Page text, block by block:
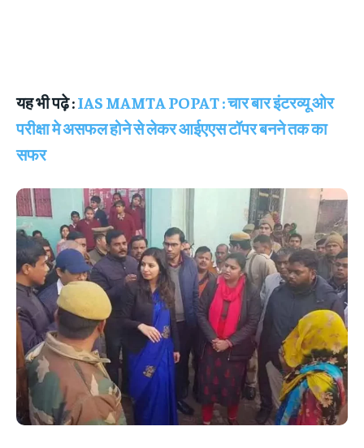
यह भी पढ़े :IAS MAMTA POPAT : चार बार इंटरव्यू ओर
परीक्षा मे असफल होने से लेकर आईएएस टॉपर बनने तक का
सफर